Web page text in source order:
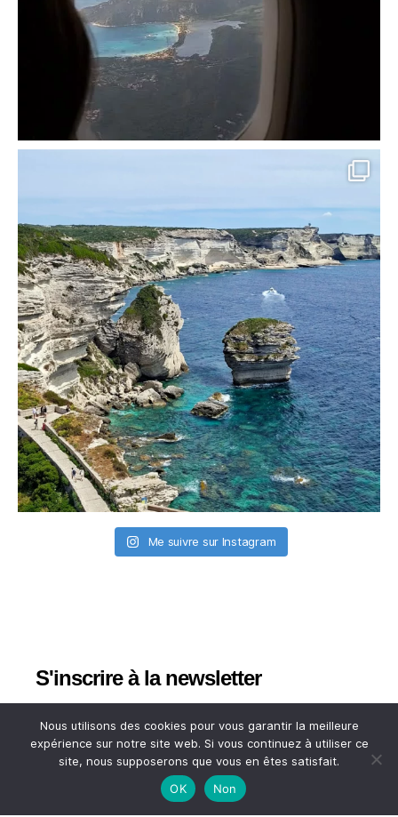
Me suivre sur Instagram
S'inscrire à la newsletter
Adresse email*
Nous utilisons des cookies pour vous garantir la meilleure
expérience sur notre site web. Si vous continuez à utiliser ce
site, nous supposerons que vous en êtes satisfait.
OK
Non